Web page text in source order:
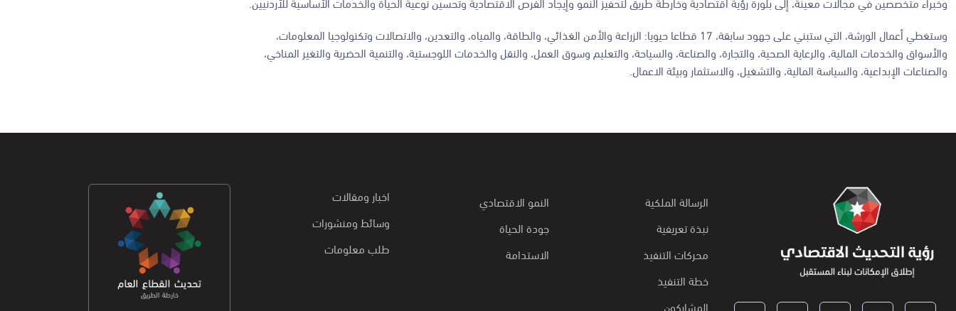
وستغطي أعمال الورشة، التي ستبني على جهود سابقة، 17 قطاعا حيويا: الزراعة والأمن الغذائي، والطاقة، والمياه، والتعدين، والاتصالات وتكنولوجيا المعلومات،
والأسواق والخدمات المالية، والرعاية الصحية، والتجارة، والصناعة، والسياحة، والتعليم وسوق العمل، والنقل والخدمات اللوجستية، والتنمية الحضرية والتغير المناخي،
والصناعات الإبداعية، والسياسة المالية، والتشغيل، والاستثمار وبيئة الاعمال.
الرسالة الملكية
نبذة تعريفية
محركات التنفيذ
خطة التنفيذ
المشاركون
النمو الاقتصادي
جودة الحياة
الاستدامة
اخبار ومقالات
وسائط ومنشورات
طلب معلومات